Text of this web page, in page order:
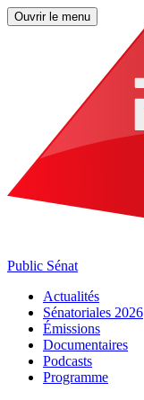
Ouvrir le menu
Public Sénat
Actualités
Sénatoriales 2026
Émissions
Documentaires
Podcasts
Programme